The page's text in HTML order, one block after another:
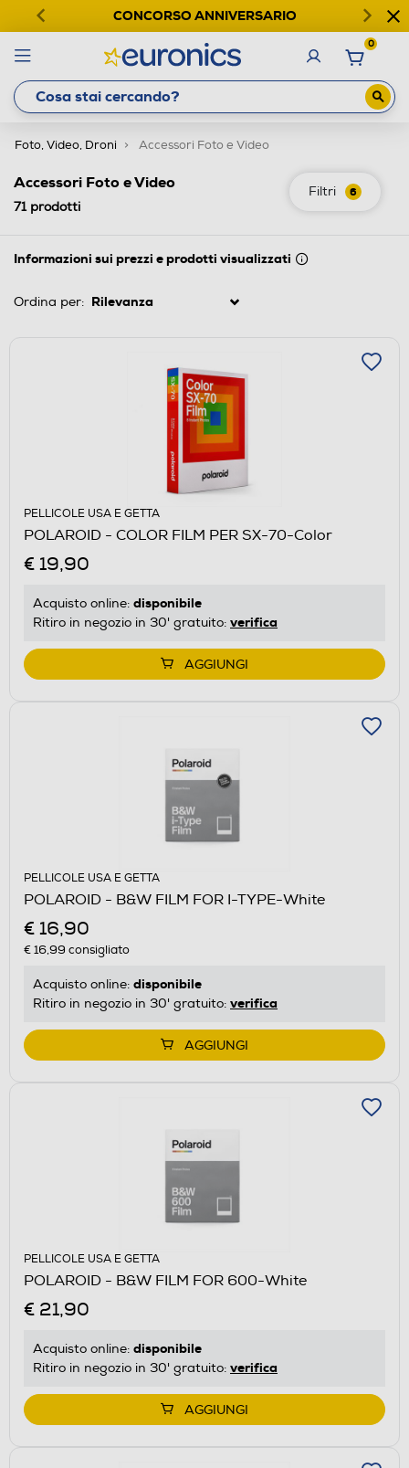
CONCORSO ANNIVERSARIO
0
Foto, Video, Droni Accessori Foto e Video
Filtri 6
Accessori Foto e Video
71prodotti
Informazioni sui prezzi e prodotti visualizzati
Ordina per:
PELLICOLE USA E GETTA
POLAROID - COLOR FILM PER SX-70-Color
€ 19,90
Acquisto online: disponibile
Ritiro in negozio in 30' gratuito: verifica
AGGIUNGI
PELLICOLE USA E GETTA
POLAROID - B&W FILM FOR I-TYPE-White
€ 16,90
€ 16,99 consigliato
Acquisto online: disponibile
Ritiro in negozio in 30' gratuito: verifica
AGGIUNGI
PELLICOLE USA E GETTA
POLAROID - B&W FILM FOR 600-White
€ 21,90
Acquisto online: disponibile
Ritiro in negozio in 30' gratuito: verifica
AGGIUNGI